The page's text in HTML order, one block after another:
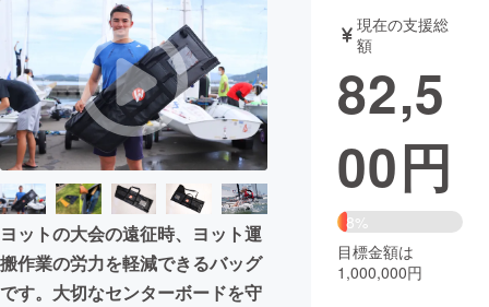
アート・写真 音楽
テクノロジー・ガジェット ゲーム・
映像・映画 書籍・雑誌
ビジネス・起業 チャレンジ
まちづくり・地域活性化
ヨットの大会の遠征時、ヨット運
搬作業の労力を軽減できるバッグ
です。大切なセンターボードを守
現在の支援総
額
82,5
00円
8%
目標金額は
1,000,000円